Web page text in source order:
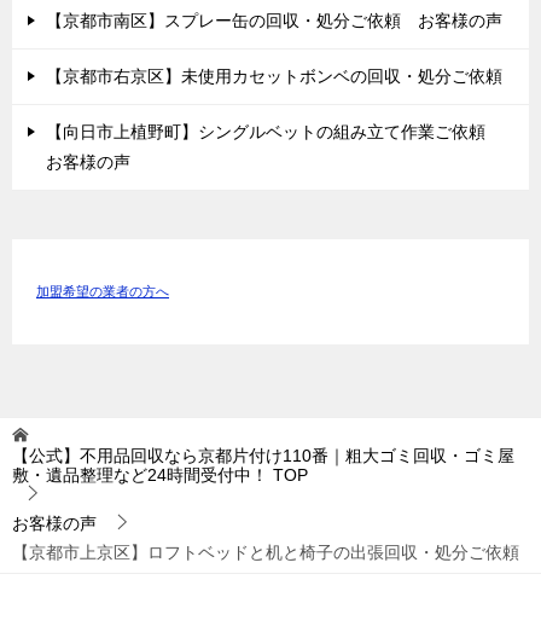
【京都市南区】スプレー缶の回収・処分ご依頼 お客様の声
【京都市右京区】未使用カセットボンベの回収・処分ご依頼
【向日市上植野町】シングルベットの組み立て作業ご依頼
お客様の声
加盟希望の業者の方へ
【公式】不用品回収なら京都片付け110番｜粗大ゴミ回収・ゴミ屋
敷・遺品整理など24時間受付中！
TOP
お客様の声
【京都市上京区】ロフトベッドと机と椅子の出張回収・処分ご依頼